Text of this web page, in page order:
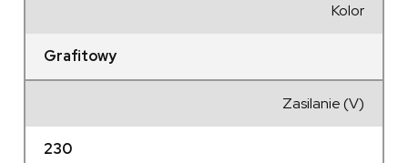
Kolor
Grafitowy
Zasilanie (V)
230